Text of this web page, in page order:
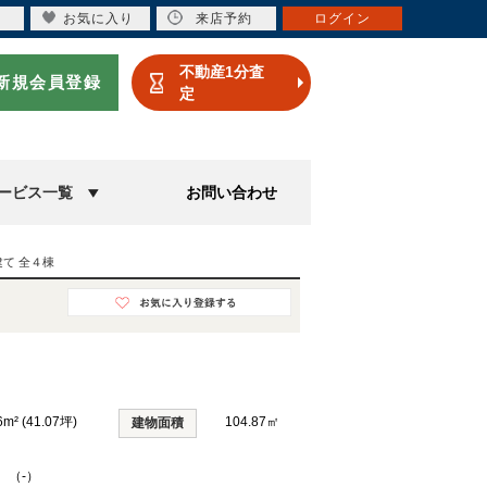
規会員登録
不動産1分査
定
ビス一覧 お問い合わせ
全４棟
(41.07坪) 建物面積 104.87㎡
-）
お気に入り 来店予約 ログイン